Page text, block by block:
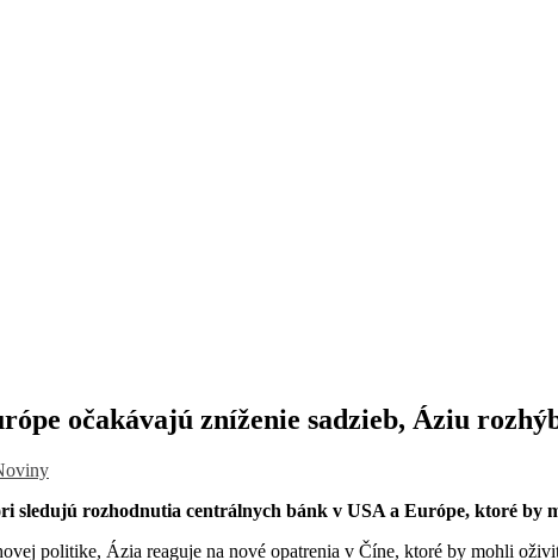
očakávajú zníženie sadzieb, Áziu
sledujú rozhodnutia centrálnych bánk v USA a Európe, ktoré by
politike, Ázia reaguje na nové opatrenia v Číne, ktoré by mohli